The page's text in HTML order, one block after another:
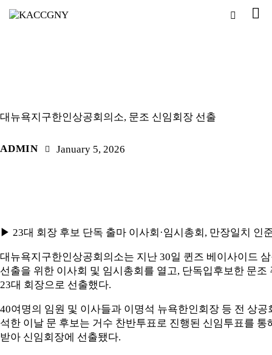
대뉴욕지구한인상공회의소, 문조 신임회장 선출
ADMIN January 5, 2026
▶ 23대 회장 후보 단독 출마 이사회·임시총회, 만장일치 인
대뉴욕지구한인상공회의소는 지난 30일 퀸즈 베이사이드
선출을 위한 이사회 및 임시총회를 열고, 단독입후보한 문조
23대 회장으로 선출했다.
40여명의 임원 및 이사들과 이명석 뉴욕한인회장 등 전 상공
석한 이날 문 후보는 거수 찬반투표로 진행된 신임투표를 통
받아 신임회장에 선출됐다.